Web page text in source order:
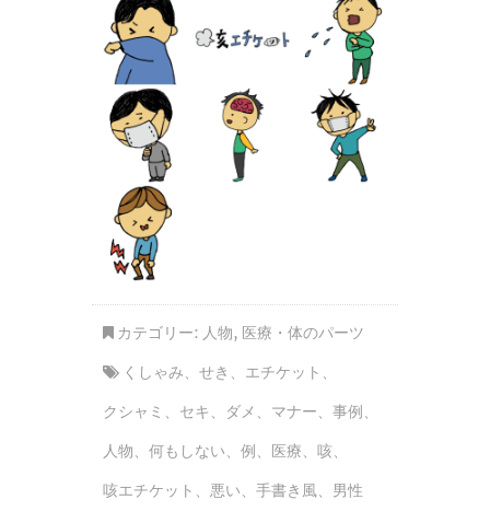
カテゴリー: 人物, 医療・体のパーツ
くしゃみ、 せき 、 エチケット 、
クシャミ 、 セキ 、 ダメ 、 マナー、 事例、
人物、 何もしない、 例、 医療、 咳、
咳エチケット 、 悪い、 手書き風、 男性